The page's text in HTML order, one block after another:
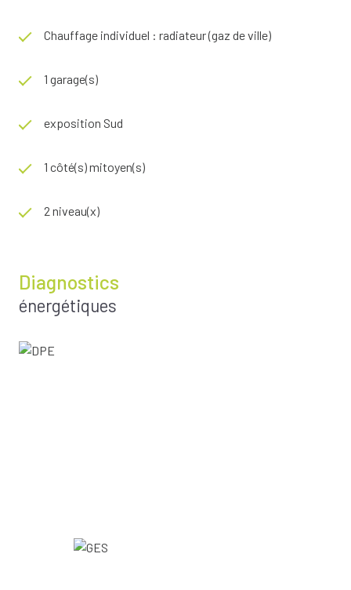
Chauffage individuel : radiateur (gaz de ville)
1 garage(s)
exposition Sud
1 côté(s) mitoyen(s)
2 niveau(x)
Diagnostics
énergétiques